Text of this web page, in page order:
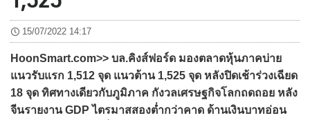
15/07/2022 14:17
HoonSmart.com>> บล.คิงส์ฟอร์ด มองตลาดหุ้นภาคบ่าย
แนวรับแรก 1,512 จุด แนวต้าน 1,525 จุด หลังปิดเช้าร่วงเฉียด
18 จุด ทิศทางเดียวกับภูมิภาค กังวลเศรษฐกิจโลกถดถอย หลัง
จีนรายงาน GDP ไตรมาสสองต่ำกว่าคาด ด้านเงินบาทอ่อน